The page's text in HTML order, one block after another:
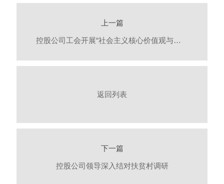
上一篇
控股公司工会开展“社会主义核心价值观与企业文化建设职工素质大讲堂”活动
返回列表
下一篇
控股公司领导深入结对扶贫村调研